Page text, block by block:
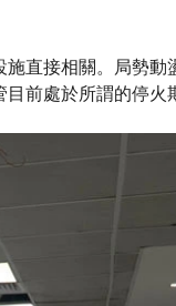
直接相關。局勢動
前處於所謂的停